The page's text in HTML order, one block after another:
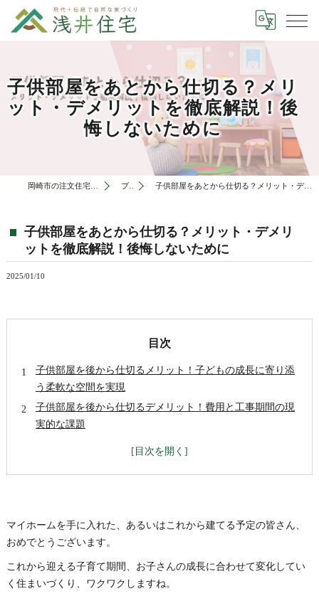
子供部屋をあとから仕切る？メリ
ット・デメリットを徹底解説！後
悔しないために
岡崎市の注文住宅は有限会社浅井住宅 ブログ 子供部屋をあとから仕切る？メリット・デメリットを徹底解説！後悔しないために
子供部屋をあとから仕切る？メリット・デメリ
ットを徹底解説！後悔しないために
2025/01/10
目次
子供部屋を後から仕切るメリット！子どもの成長に寄り添
う柔軟な空間を実現
子供部屋を後から仕切るデメリット！費用と工事期間の現
実的な課題
マイホームを手に入れた、あるいはこれから建てる予定の皆さん、
おめでとうございます。
これから迎える子育て期間、お子さんの成長に合わせて変化してい
く住まいづくり、ワクワクしますね。